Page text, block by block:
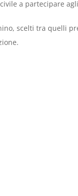
a partecipare
scelti tra quelli